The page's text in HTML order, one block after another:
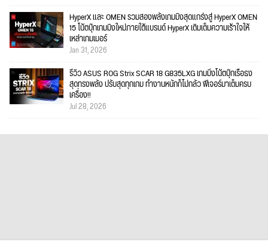
HyperX และ OMEN รวมสองพลังเกมมิงสุดแกร่งสู่ HyperX OMEN
15 โน้ตบุ๊กเกมมิงใหม่ภายใต้แบรนด์ HyperX เติมเต็มความเร้าใจให้
เหล่าเกมเมอร์
Jan 31, 2026
รีวิว ASUS ROG Strix SCAR 18 G835LXG เกมมิ่งโน้ตบุ๊กเรือธง
สุดทรงพลัง ปรับสุดทุกเกม ทำงานหนักก็ไม่กลัว ฟีเจอร์มาเต็มครบ
เครื่อง!!
Jul 28, 2026